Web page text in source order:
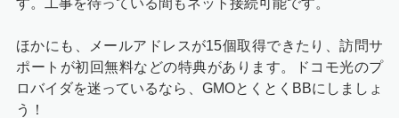
す。工事を待っている間もネット接続可能です。
ほかにも、メールアドレスが15個取得できたり、訪問サ
ポートが初回無料などの特典があります。ドコモ光のプ
ロバイダを迷っているなら、GMOとくとくBBにしましょ
う！